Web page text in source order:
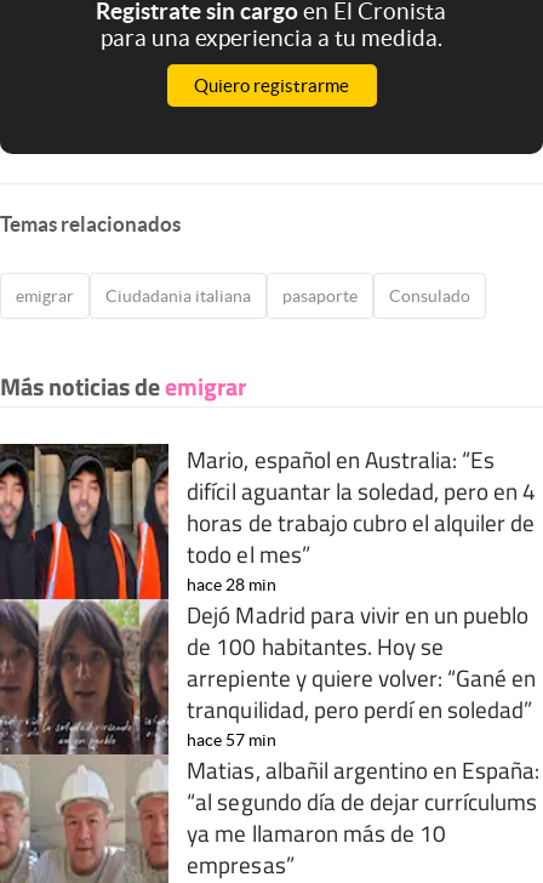
Registrate sin cargoen El Cronista
para una experiencia a tu medida.
Quiero registrarme
Temas relacionados
emigrar Ciudadania italiana pasaporte Consulado
Más noticias deemigrar
Mario, español en Australia: “Es
difícil aguantar la soledad, pero en 4
horas de trabajo cubro el alquiler de
todo el mes”
hace 28 min
Dejó Madrid para vivir en un pueblo
de 100 habitantes. Hoy se
arrepiente y quiere volver: “Gané en
tranquilidad, pero perdí en soledad”
hace 57 min
Matias, albañil argentino en España:
“al segundo día de dejar currículums
ya me llamaron más de 10
empresas”